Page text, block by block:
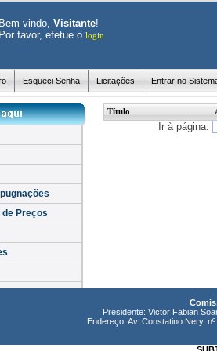
Bem vindo, Visitante!
Por favor, efetue o login
Esqueci Senha Licitações Entrar no
Preços
Título
Ir à página:
Presidente: Victor Fabian
Endereço: Av. Constatino Nery,